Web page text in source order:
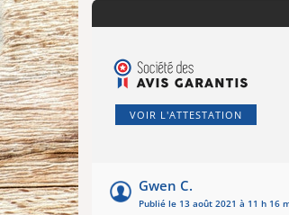
VOIR L'ATTESTATION
Gwen C.
Publié le 13 août 2021 à 11 h 16